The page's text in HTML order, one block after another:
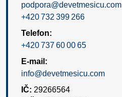
podpora@devetmesicu.com
+420 732 399 266
Telefon:
+420 737 60 00 65
E-mail:
info@devetmesicu.com
IČ: 29266564